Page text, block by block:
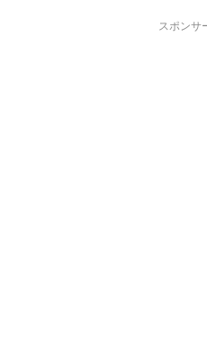
スポンサ